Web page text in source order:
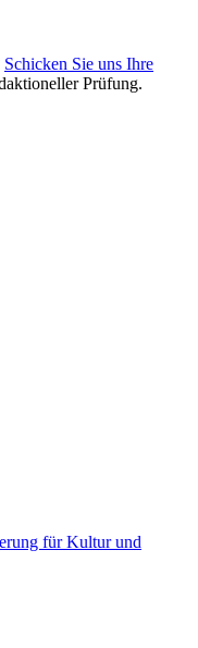
Schicken Sie uns Ihre
Prüfung.